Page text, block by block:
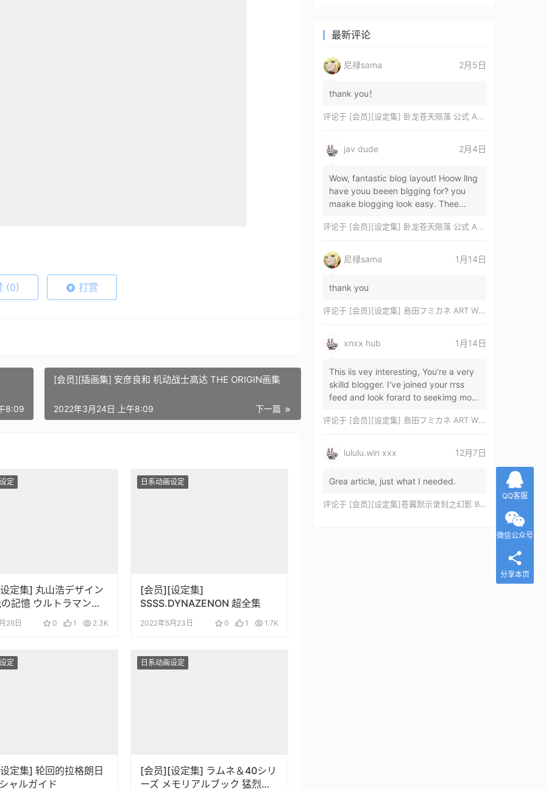
(0) 打赏
8:09
[会员][插画集] 安彦良和 机动战士高达 THE ORIGIN画集
下一篇
2022年3月24日 上午8:09
定
定集] 丸山浩デザイン
記憶 ウルトラマンテ
イナ・ガイア編
26日 0 1 2.3K
日系动画设定
[会员][设定集]
SSSS.DYNAZENON 超全集
2022年5月23日 0 1 1.7K
定
定集] 轮回的拉格朗日
ャルガイド
日系动画设定
[会员][设定集] ラムネ＆40シリ
ーズ メモリアルブック 猛烈熱
最新评论
尼禄sama 2月5日
thank you！
评论于 [会员][设定集] 卧龙苍天陨落 公式 ARTWORKS[DL]
jav dude 2月4日
Wow, fantastic blog layout! Hoow llng
have youu beeen blgging for? you
maake blogging look easy. Thee
magnificent, let…
评论于 [会员][设定集] 卧龙苍天陨落 公式 ARTWORKS[DL]
尼禄sama 1月14日
thank you
评论于 [会员][设定集] 島田フミカネ ART WORKS EXTRA Luminous Witches[DL]
xnxx hub 1月14日
This iis vey interesting, You're a very
skilld blogger. I've joined your rrss
feed and look forard to seekimg mor
评论于 [会员][设定集] 島田フミカネ ART WORKS EXTRA Luminous Witches[DL]
lululu.win xxx 12月7日
Grea article, just what I needed.
评论于 [会员][设定集]苍翼默示录刻之幻影 BLAZBLUE CHRONOPHANTASMA 公式設定資料集II
QQ客服
微信公众号
分享本页